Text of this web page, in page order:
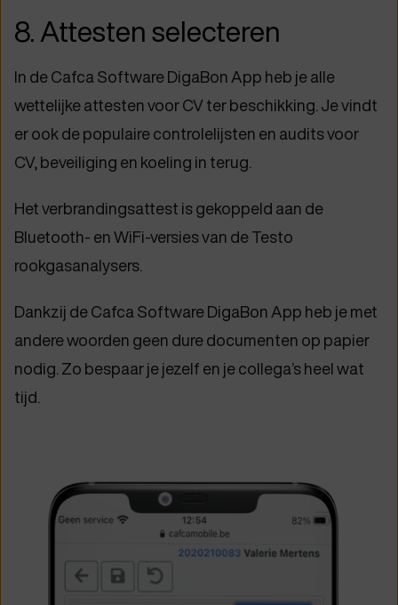
8. Attesten selecteren
In de Cafca Software DigaBon App heb je alle
wettelijke attesten voor CV ter beschikking. Je vindt
er ook de populaire controlelijsten en audits voor
CV, beveiliging en koeling in terug.
Het verbrandingsattest is gekoppeld aan de
Bluetooth- en WiFi-versies van de Testo
rookgasanalysers.
Dankzij de Cafca Software DigaBon App heb je met
andere woorden geen dure documenten op papier
nodig. Zo bespaar je jezelf en je collega’s heel wat
tijd.